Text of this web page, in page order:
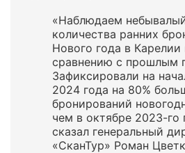
«Наблюдаем
количества ранних
Нового года в Карелии
сравнению с прошлым
Зафиксировали на
2024 года на 80%
бронирований
чем в октябре 2023-го
сказал генеральный
«СканТур» Роман